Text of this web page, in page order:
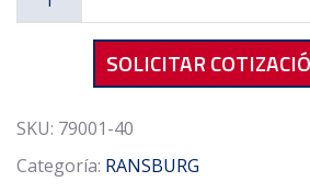
Solvent
cantidad
SOLICITAR
SKU: 79001-40
Categoría: RANSBURG